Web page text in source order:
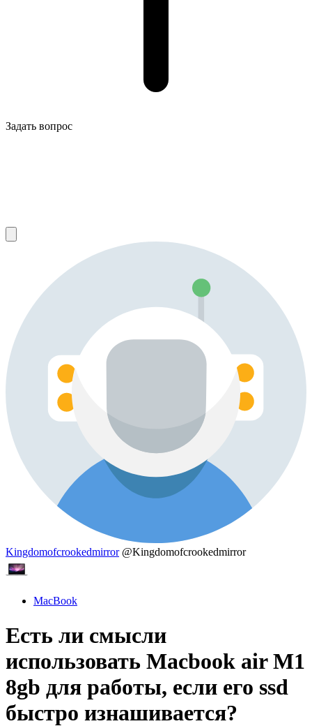
Задать вопрос
Kingdomofcrookedmirror @Kingdomofcrookedmirror
MacBook
Есть ли смысли
использовать Macbook air M1
8gb для работы, если его ssd
быстро изнашивается?